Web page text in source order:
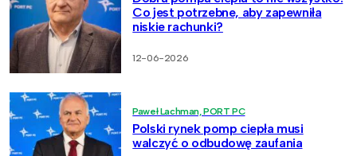
Co jest potrzebne, aby zapewniła
niskie rachunki?
12-06-2026
Paweł Lachman, PORT PC
Polski rynek pomp ciepła musi
walczyć o odbudowę zaufania